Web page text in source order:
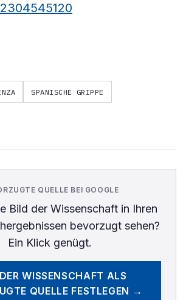
SPANISCHE GRIPPE
QUELLE BEI GOOGLE
Bild der Wissenschaftin Ihren
bevorzugt sehen?
Ein Klick genügt.
WISSENSCHAFT ALS
QUELLE FESTLEGEN →